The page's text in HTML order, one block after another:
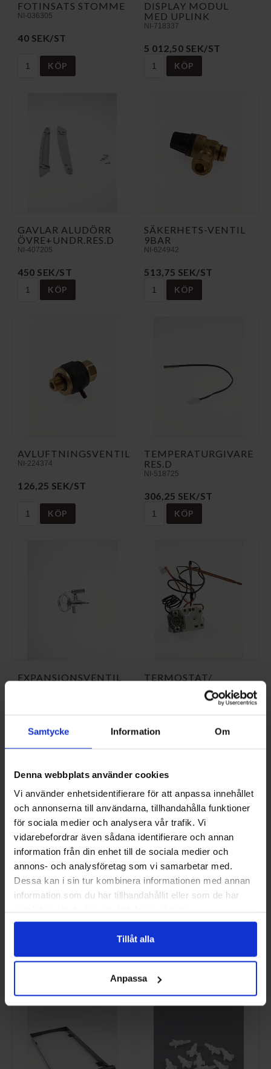
Samtycke Information Om
Denna webbplats använder cookies
Vi använder enhetsidentifierare för att anpassa innehållet
och annonserna till användarna, tillhandahålla funktioner
för sociala medier och analysera vår trafik. Vi
vidarebefordrar även sådana identifierare och annan
information från din enhet till de sociala medier och
annons- och analysföretag som vi samarbetar med.
Dessa kan i sin tur kombinera informationen med annan
information som du har tillhandahållit eller som de har
Tillåt alla
Anpassa
FOTINSATS STOMME
NI-036305
40 SEK/ST
KÖP
DISPLAY MODUL
MED UPLINK
NI-718337
5 012,50 SEK/ST
KÖP
GAVLAR ALUDÖRR
ÖVRE+UNDR.RES.D
NI-407205
450 SEK/ST
KÖP
SÄKERHETS-VENTIL
9BAR
NI-624942
513,75 SEK/ST
KÖP
AVLUFTNINGSVENTIL
NI-224374
126,25 SEK/ST
KÖP
TEMPERATURGIVARE
RES.D
NI-518725
306,25 SEK/ST
KÖP
EXPANSIONSVENTIL
KÖP
TERMOSTAT/
TEMP.BEGRÄNSARE
687,50 SEK/ST
RES.D. F370
PRESSOSTAT 1,5 BAR